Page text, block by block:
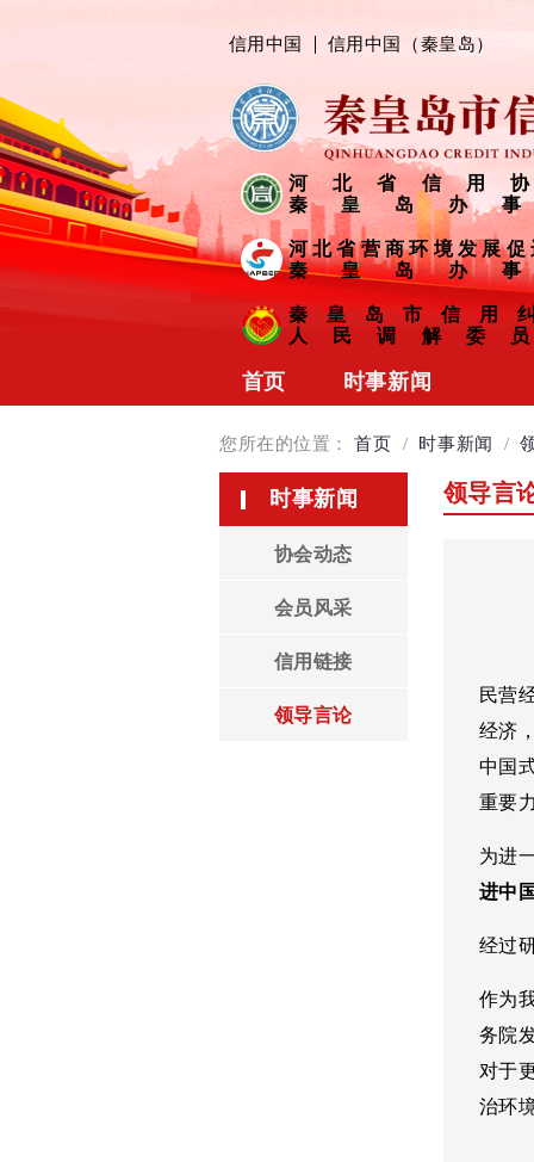
信用中国 信用中国（秦皇岛）
河北省信用
秦皇岛办事
河北省营商环境发展促
秦皇岛办事
秦皇岛市信用
人民调解委
首页
时事新闻
会员风采
领导言论
您所在的位置：首页 / 时事新闻 /
时事新闻
协会动态
会员风采
信用链接
领导言论
领导言
民营
经济
中国
重要
为进
进中
经过
作为
务院
对于
治环